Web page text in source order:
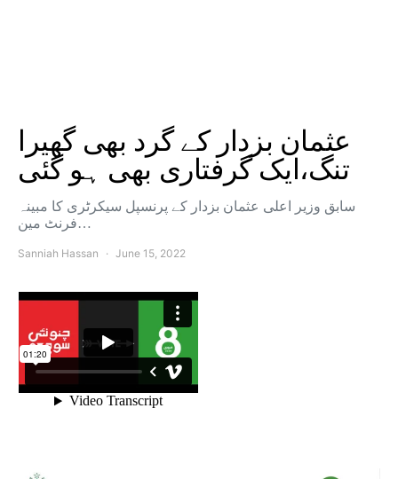
عثمان بزدار کے گرد بھی گھیرا
تنگ،ایک گرفتاری بھی ہو گئی
سابق وزیر اعلی عثمان بزدار کے پرنسپل سیکرٹری کا مبینہ
فرنٹ مین…
Sanniah Hassan June 15, 2022